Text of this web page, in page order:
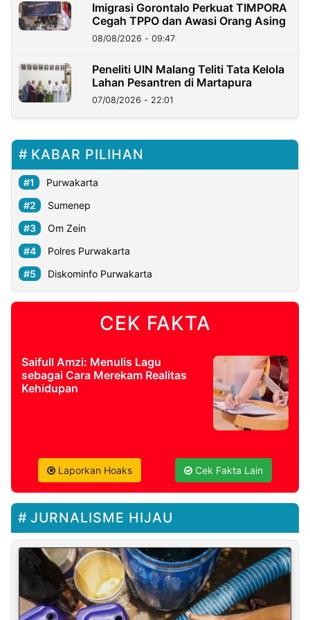
Imigrasi Gorontalo Perkuat TIMPORA
Cegah TPPO dan Awasi Orang Asing
08/08/2026 - 09:47
Peneliti UIN Malang Teliti Tata Kelola
Lahan Pesantren di Martapura
07/08/2026 - 22:01
KABAR PILIHAN
Purwakarta
Sumenep
Om Zein
Polres Purwakarta
Diskominfo Purwakarta
CEK FAKTA
Saifull Amzi: Menulis Lagu
sebagai Cara Merekam Realitas
Kehidupan
Laporkan Hoaks Cek Fakta Lain
JURNALISME HIJAU